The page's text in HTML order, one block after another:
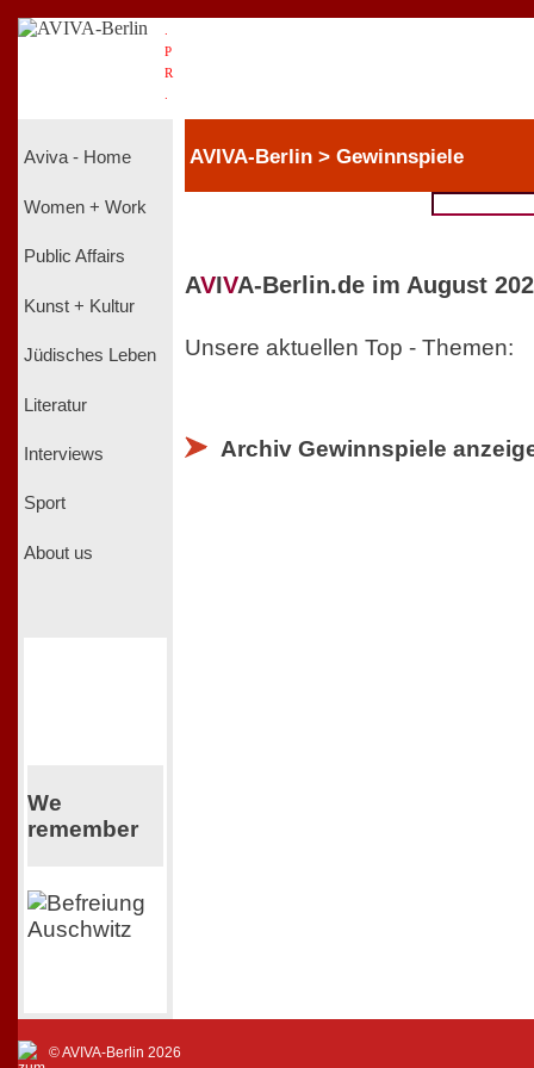
P
R
Aviva - Home
Women + Work
Public Affairs
Kunst + Kultur
Jüdisches Leben
Literatur
Interviews
Sport
About us
We
remember
AVIVA-Berlin > Gewinnspiele
AVIVA-Berlin.de im August
Unsere aktuellen Top - Themen:
Archiv Gewinnspiele
© AVIVA-Berlin 2026